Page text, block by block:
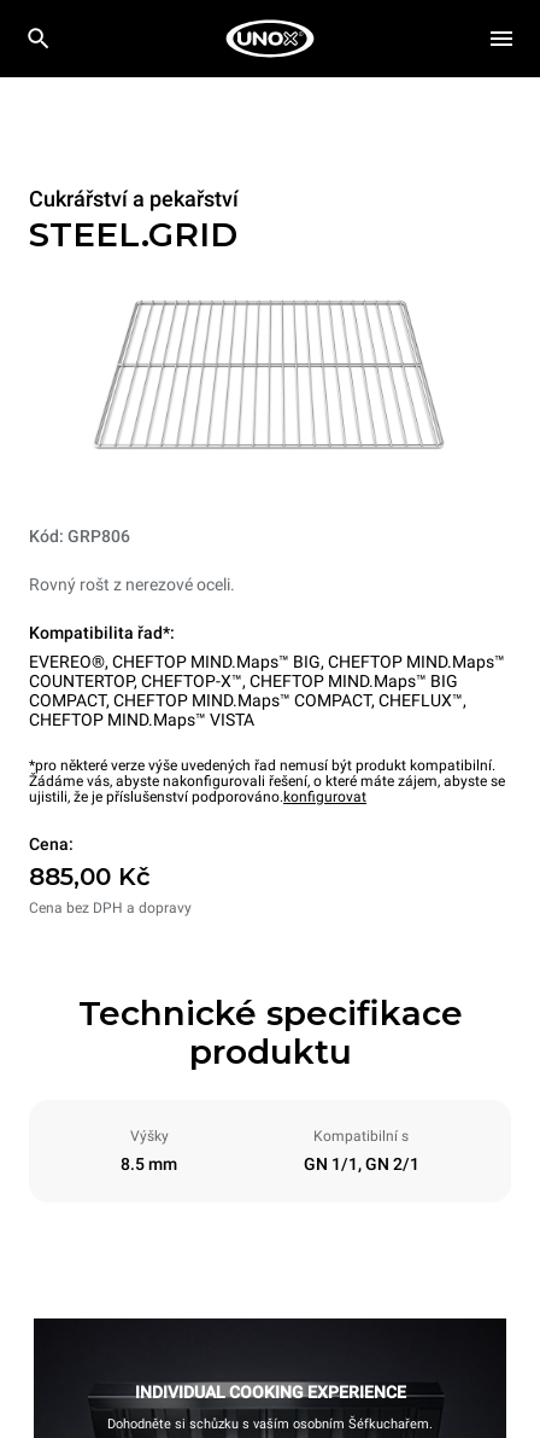
Cukrářství a pekařství
STEEL.GRID
Kód: GRP806
Rovný rošt z nerezové oceli.
Kompatibilita řad*:
EVEREO®, CHEFTOP MIND.Maps™ BIG, CHEFTOP MIND.Maps™
COUNTERTOP, CHEFTOP-X™, CHEFTOP MIND.Maps™ BIG
COMPACT, CHEFTOP MIND.Maps™ COMPACT, CHEFLUX™,
CHEFTOP MIND.Maps™ VISTA
*pro některé verze výše uvedených řad nemusí být produkt kompatibilní.
Žádáme vás, abyste nakonfigurovali řešení, o které máte zájem, abyste se
ujistili, že je příslušenství podporováno. konfigurovat
Cena:
885,00 Kč
Cena bez DPH a dopravy
Technické specifikace
produktu
Výšky
8.5 mm
Kompatibilní s
GN 1/1, GN 2/1
INDIVIDUAL COOKING EXPERIENCE
Dohodněte si schůzku s vaším osobním Šéfkuchařem.